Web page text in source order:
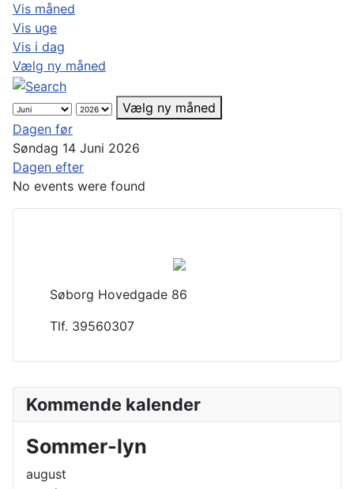
Kommende kalender
Sommer-lyn
august
Vis måned
Vis uge
Vis i dag
Vælg ny måned
Vælg ny måned
Dagen før
Søndag 14 Juni 2026
Dagen efter
No events were found
Søborg Hovedgade 86
Tlf. 39560307